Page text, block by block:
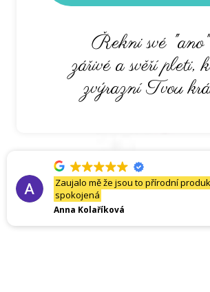
Řekni své
zářivé a svěří pleti,
zvýrazní Tvou
Zaujalo mě že jsou to přírodní
spokojená
Anna Kolaříková